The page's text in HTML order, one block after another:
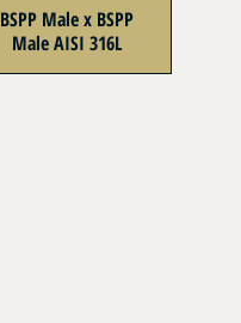
BSPP Male x BSPP
Male AISI 316L